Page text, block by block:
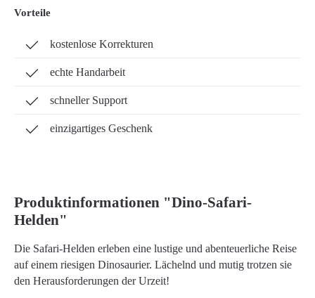
Vorteile
kostenlose Korrekturen
echte Handarbeit
schneller Support
einzigartiges Geschenk
Produktinformationen "Dino-Safari-
Helden"
Die Safari-Helden erleben eine lustige und abenteuerliche Reise
auf einem riesigen Dinosaurier. Lächelnd und mutig trotzen sie
den Herausforderungen der Urzeit!